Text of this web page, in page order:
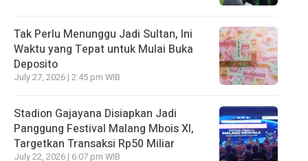
Tak Perlu Menunggu Jadi Sultan, Ini
Waktu yang Tepat untuk Mulai Buka
Deposito
July 27, 2026 | 2:45 pm WIB
Stadion Gajayana Disiapkan Jadi
Panggung Festival Malang Mbois XI,
Targetkan Transaksi Rp50 Miliar
July 22, 2026 | 6:07 pm WIB